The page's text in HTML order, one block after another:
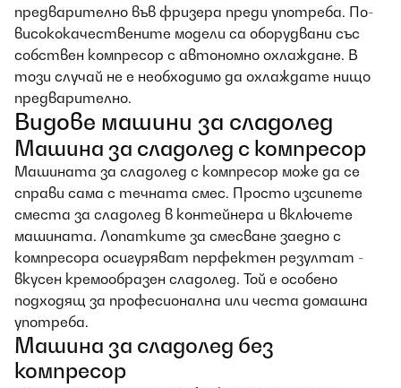
предварително във фризера преди употреба. По-
висококачествените модели са оборудвани със
собствен компресор с автономно охлаждане. В
този случай не е необходимо да охлаждате нищо
предварително.
Видове машини за сладолед
Машина за сладолед с компресор
Машината за сладолед с компресор може да се
справи сама с течната смес. Просто изсипете
сместа за сладолед в контейнера и включете
машината. Лопатките за смесване заедно с
компресора осигуряват перфектен резултат -
вкусен кремообразен сладолед. Той е особено
подходящ за професионална или честа домашна
употреба.
Машина за сладолед без
компресор